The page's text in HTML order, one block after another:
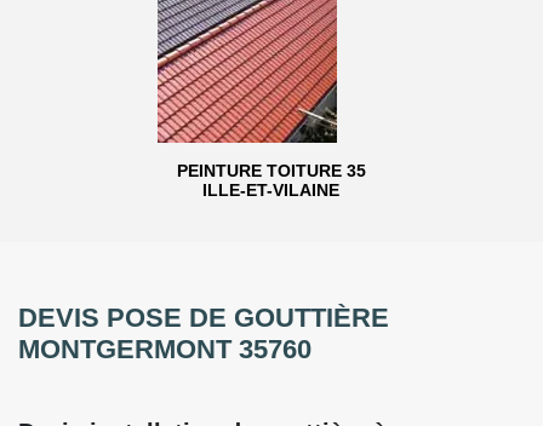
PEINTURE TOITURE 35
ILLE-ET-VILAINE
DEVIS POSE DE GOUTTIÈRE
MONTGERMONT 35760